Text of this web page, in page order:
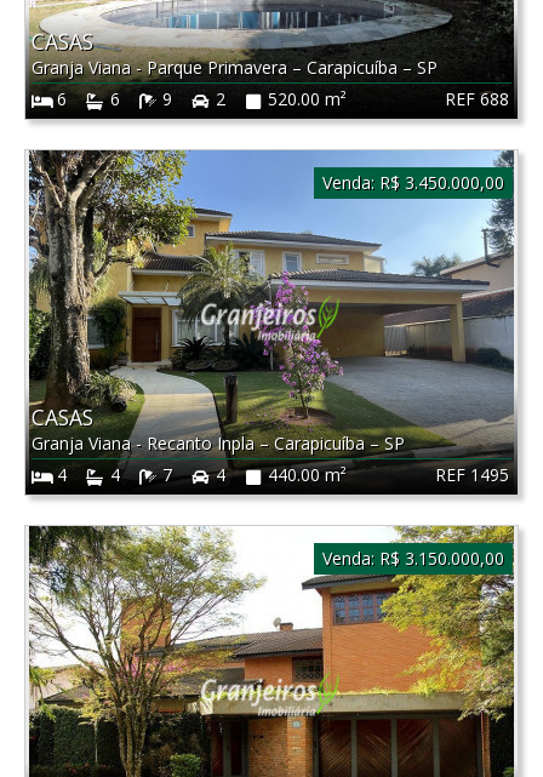
REF 688
CASAS
Granja Viana - Parque Primavera –Carapicuíba – SP
6
6 9 2 520.00 m²
REF 1495
CASAS
Granja Viana - Recanto Inpla–Carapicuíba–SP
4
4 7 4 440.00 m²
Venda: R$ 3.450.000,00
Venda: R$ 3.150.000,00